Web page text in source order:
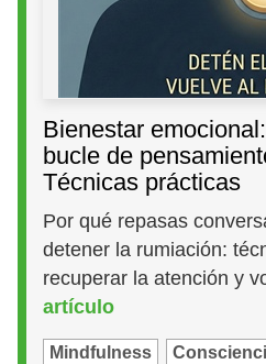
Bienestar
bucle de
Técnicas prácticas
Por qué repasas
detener la rumiación:
recuperar la atención y
artículo
Mindfulness